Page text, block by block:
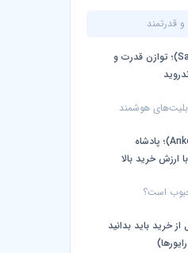
قدرتمند
سامسونگ (Samsung)؛ توازن قدرت و
انکر (Anker/Soundcore)؛ پادشاه
ارزش خرید بالا
است؟
خرید باید بدانید